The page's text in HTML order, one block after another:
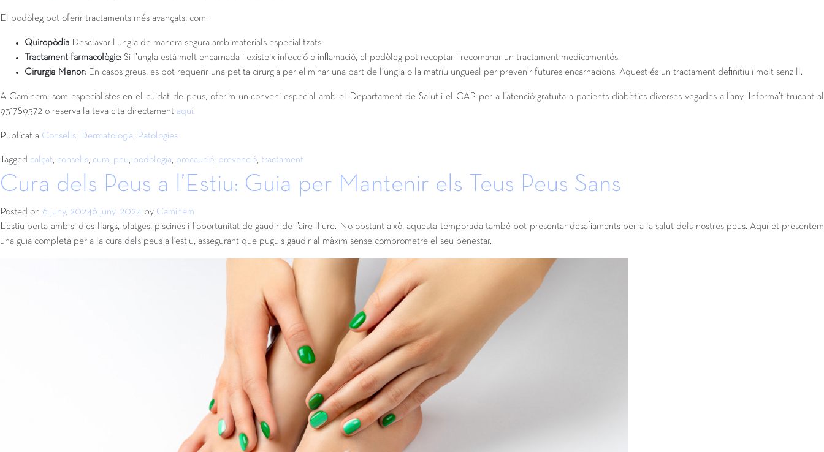
El podòleg pot oferir tractaments més avançats, com:
Quiropòdia Desclavar l’ungla de manera segura amb materials especialitzats.
Tractament farmacològic: Si l’ungla està molt encarnada i existeix infecció o inflamació, el podòleg pot receptar i recomanar un tractament medicamentós.
Cirurgia Menor: En casos greus, es pot requerir una petita cirurgia per eliminar una part de l’ungla o la matriu ungueal per prevenir futures encarnacions. Aquest és un tractament definitiu i molt senzill.
A Caminem, som especialistes en el cuidat de peus, oferim un conveni especial amb el Departament de Salut i el CAP per a l’atenció gratuïta a pacients diabètics diverses vegades a l’any. Informa’t trucant al
931789572 o reserva la teva cita directament aquí.
Publicat a Consells, Dermatologia, Patologies
Tagged calçat, consells, cura, peu, podologia, precaució, prevenció, tractament
Cura dels Peus a l’Estiu: Guia per Mantenir els Teus Peus Sans
Posted on 6 juny, 20246 juny, 2024 by Caminem
L’estiu porta amb si dies llargs, platges, piscines i l’oportunitat de gaudir de l’aire lliure. No obstant això, aquesta temporada també pot presentar desafiaments per a la salut dels nostres peus. Aquí et presentem
una guia completa per a la cura dels peus a l’estiu, assegurant que puguis gaudir al màxim sense comprometre el seu benestar.